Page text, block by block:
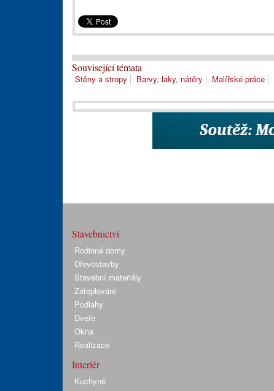
Související témata
Stěny a stropy Barvy, laky, nátěry Malířské práce
Stavebnictví
Rodinné domy
Dřevostavby
Stavební materiály
Zateplování
Podlahy
Dveře
Okna
Realizace
Interiér
Kuchyně